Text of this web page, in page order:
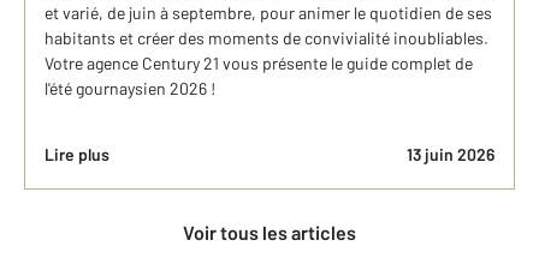
et varié, de juin à septembre, pour animer le quotidien de ses
habitants et créer des moments de convivialité inoubliables.
Votre agence Century 21 vous présente le guide complet de
l'été gournaysien 2026 !
Lire plus 13 juin 2026
Voir tous les articles